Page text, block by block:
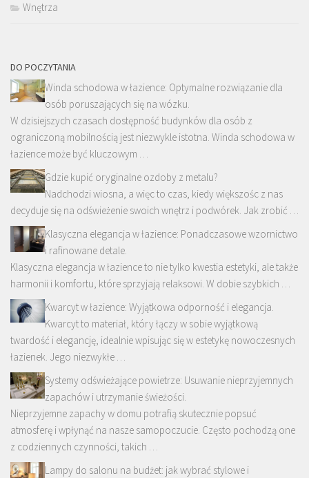
Wnętrza
DO POCZYTANIA
Winda schodowa w łazience: Optymalne rozwiązanie dla
osób poruszających się na wózku.
W dzisiejszych czasach dostępność budynków dla osób z
ograniczoną mobilnością jest niezwykle istotna. Winda schodowa w
łazience może być kluczowym …
Gdzie kupić oryginalne ozdoby z metalu?
Nadchodzi wiosna, a więc to czas, kiedy większośc z nas
decyduje się na odświeżenie swoich wnętrz i podwórek. Jak zrobić …
Klasyczna elegancja w łazience: Ponadczasowe wzornictwo
i rafinowane detale.
Klasyczna elegancja w łazience to nie tylko kwestia estetyki, ale także
harmonii i komfortu, które sprzyjają relaksowi. W dobie szybkich …
Kwarcyt w łazience: Wyjątkowa odporność i elegancja.
Kwarcyt to materiał, który łączy w sobie wyjątkową
twardość i elegancję, idealnie wpisując się w estetykę nowoczesnych
łazienek. Jego niezwykłe …
Systemy odświeżające powietrze: Usuwanie nieprzyjemnych
zapachów i utrzymanie świeżości.
Nieprzyjemne zapachy w domu potrafią skutecznie popsuć
atmosferę i wpłynąć na nasze samopoczucie. Często pochodzą one
z codziennych czynności, takich …
Lampy do salonu na budżet: jak wybrać stylowe i